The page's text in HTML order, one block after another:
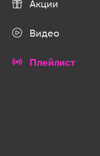
Акции
Видео
Плейлист
02:23